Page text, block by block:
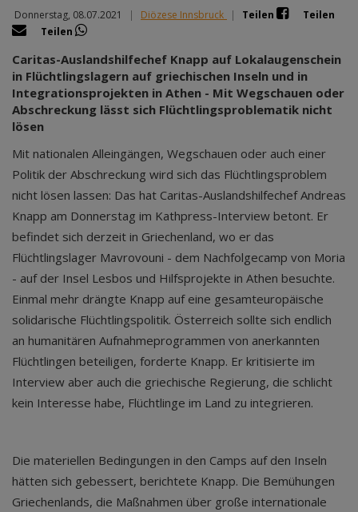
Donnerstag, 08.07.2021 | Diözese Innsbruck | Teilen
Teilen
Teilen
Caritas-Auslandshilfechef Knapp auf Lokalaugenschein
in Flüchtlingslagern auf griechischen Inseln und in
Integrationsprojekten in Athen - Mit Wegschauen oder
Abschreckung lässt sich Flüchtlingsproblematik nicht
lösen
Mit nationalen Alleingängen, Wegschauen oder auch einer
Politik der Abschreckung wird sich das Flüchtlingsproblem
nicht lösen lassen: Das hat Caritas-Auslandshilfechef Andreas
Knapp am Donnerstag im Kathpress-Interview betont. Er
befindet sich derzeit in Griechenland, wo er das
Flüchtlingslager Mavrovouni - dem Nachfolgecamp von Moria
- auf der Insel Lesbos und Hilfsprojekte in Athen besuchte.
Einmal mehr drängte Knapp auf eine gesamteuropäische
solidarische Flüchtlingspolitik. Österreich sollte sich endlich
an humanitären Aufnahmeprogrammen von anerkannten
Flüchtlingen beteiligen, forderte Knapp. Er kritisierte im
Interview aber auch die griechische Regierung, die schlicht
kein Interesse habe, Flüchtlinge im Land zu integrieren.
Die materiellen Bedingungen in den Camps auf den Inseln
hätten sich gebessert, berichtete Knapp. Die Bemühungen
Griechenlands, die Maßnahmen über große internationale